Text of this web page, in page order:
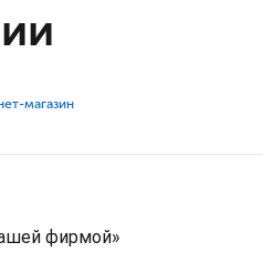
магазин
фирмой»